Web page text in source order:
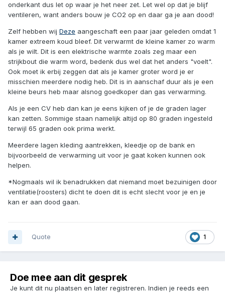
onderkant dus let op waar je het neer zet. Let wel op dat je blijf
ventileren, want anders bouw je CO2 op en daar ga je aan dood!
Zelf hebben wij Deze aangeschaft een paar jaar geleden omdat 1
kamer extreem koud bleef. Dit verwarmt de kleine kamer zo warm
als je wilt. Dit is een elektrische warmte zoals zeg maar een
strijkbout die warm word, bedenk dus wel dat het anders "voelt".
Ook moet ik erbij zeggen dat als je kamer groter word je er
misschien meerdere nodig heb. Dit is in aanschaf duur als je een
kleine beurs heb maar alsnog goedkoper dan gas verwarming.
Als je een CV heb dan kan je eens kijken of je de graden lager
kan zetten. Sommige staan namelijk altijd op 80 graden ingesteld
terwijl 65 graden ook prima werkt.
Meerdere lagen kleding aantrekken, kleedje op de bank en
bijvoorbeeld de verwarming uit voor je gaat koken kunnen ook
helpen.
*Nogmaals wil ik benadrukken dat niemand moet bezuinigen door
ventilatie(roosters) dicht te doen dit is echt slecht voor je en je
kan er aan dood gaan.
1
Quote
Doe mee aan dit gesprek
Je kunt dit nu plaatsen en later registreren. Indien je reeds een